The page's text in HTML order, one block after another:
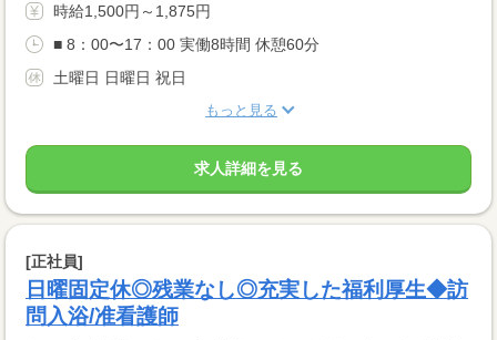
時給1,500円～1,875円
■ 8：00〜17：00 実働8時間 休憩60分
土曜日 日曜日 祝日
もっと見る
求人詳細を見る
[正社員]
日曜固定休◎残業なし◎充実した福利厚生◆訪
問入浴/准看護師